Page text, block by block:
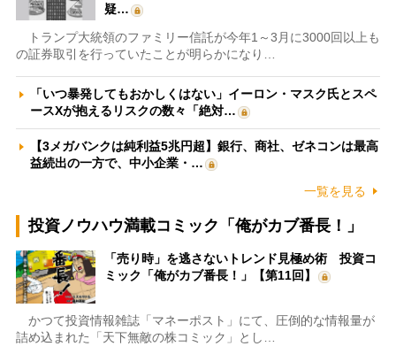
疑…
トランプ大統領のファミリー信託が今年1～3月に3000回以上も
の証券取引を行っていたことが明らかになり…
「いつ暴発してもおかしくはない」イーロン・マスク氏とスペ
ースXが抱えるリスクの数々「絶対…
【3メガバンクは純利益5兆円超】銀行、商社、ゼネコンは最高
益続出の一方で、中小企業・…
一覧を見る
投資ノウハウ満載コミック「俺がカブ番長！」
「売り時」を逃さないトレンド見極め術 投資コ
ミック「俺がカブ番長！」【第11回】
かつて投資情報雑誌「マネーポスト」にて、圧倒的な情報量が
詰め込まれた「天下無敵の株コミック」とし…